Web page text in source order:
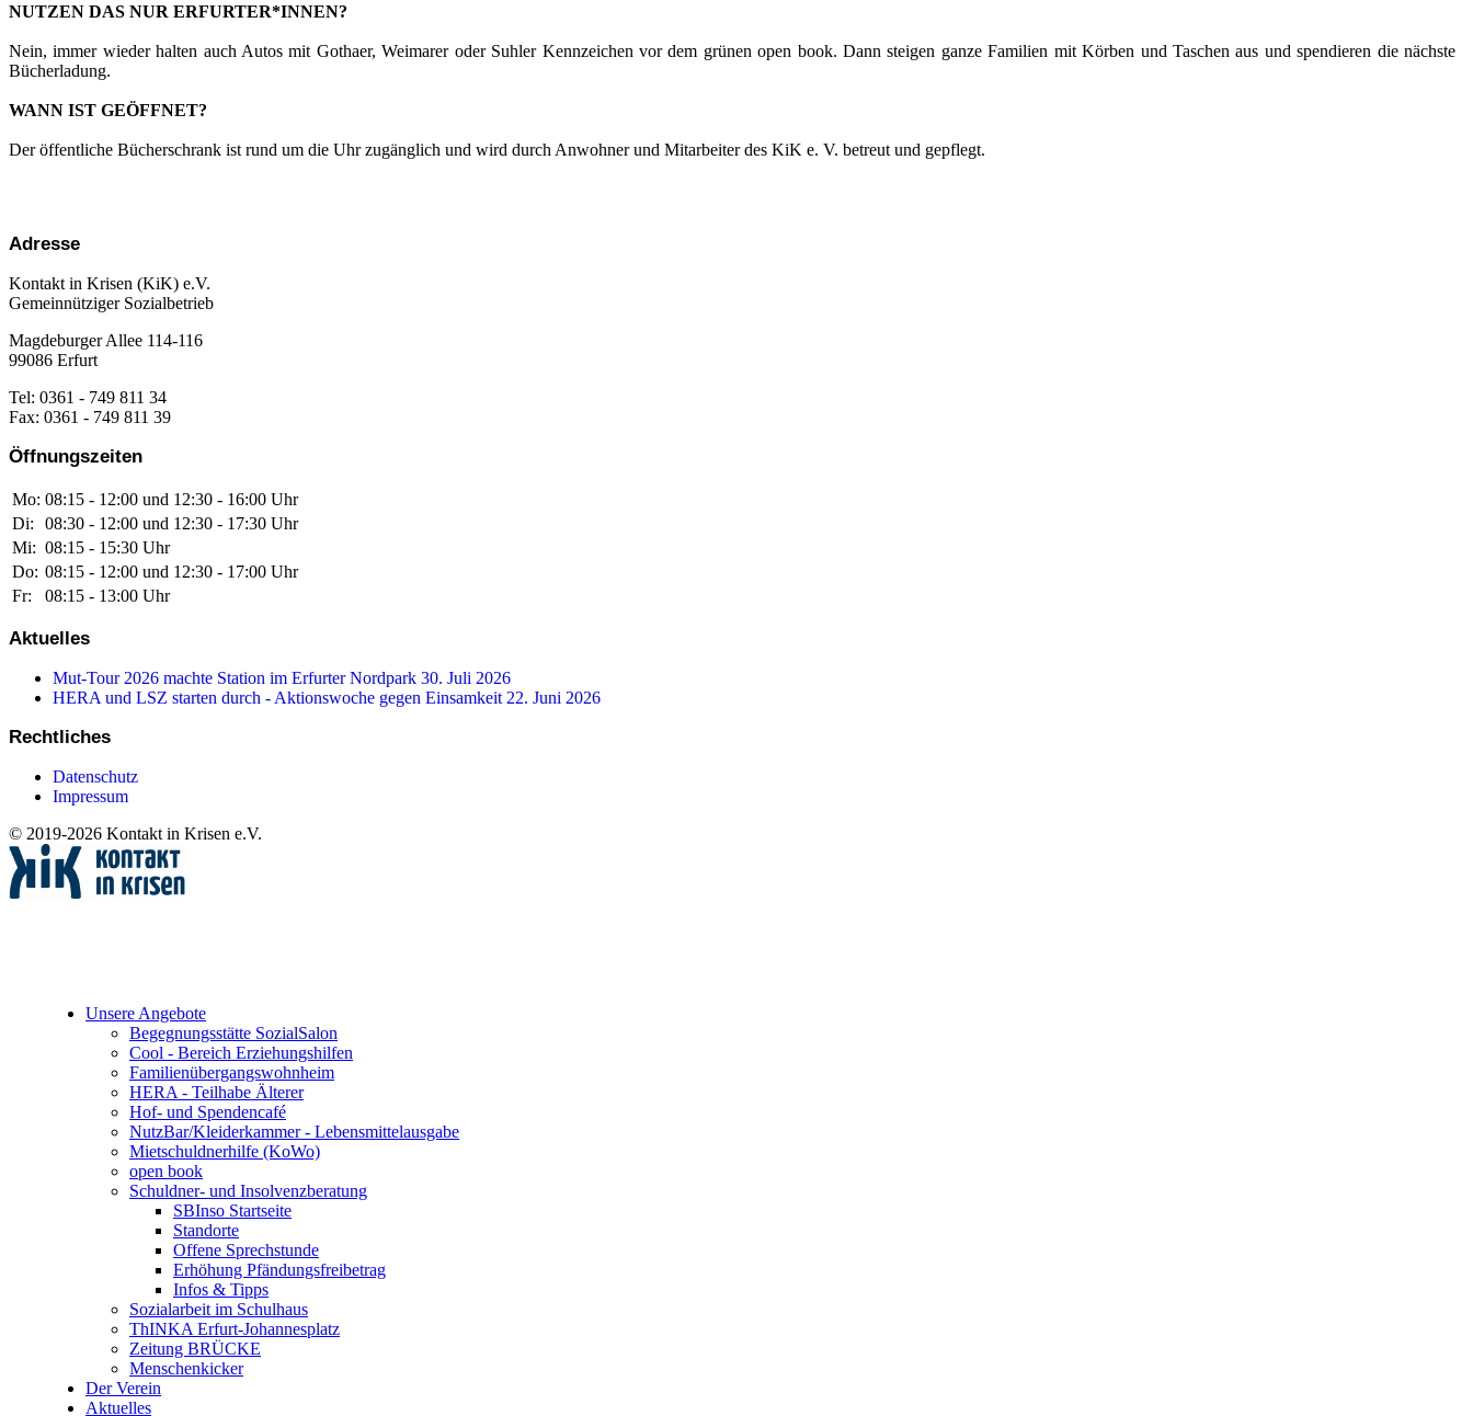
NUTZEN DAS NUR ERFURTER*INNEN?
Nein, immer wieder halten auch Autos mit Gothaer, Weimarer oder Suhler Kennzeichen vor dem grünen open book. Dann steigen ganze Familien mit Körben und Taschen aus und spendieren die nächste
Bücherladung.
WANN IST GEÖFFNET?
Der öffentliche Bücherschrank ist rund um die Uhr zugänglich und wird durch Anwohner und Mitarbeiter des KiK e. V. betreut und gepflegt.
Adresse
Kontakt in Krisen (KiK) e.V.
Gemeinnütziger Sozialbetrieb
Magdeburger Allee 114-116
99086 Erfurt
Tel: 0361 - 749 811 34
Fax: 0361 - 749 811 39
Öffnungszeiten
Mo: 08:15 - 12:00 und 12:30 - 16:00 Uhr
Di:
08:30 - 12:00 und 12:30 - 17:30 Uhr
Mi: 08:15 - 15:30 Uhr
Do: 08:15 - 12:00 und 12:30 - 17:00 Uhr
Fr:
08:15 - 13:00 Uhr
Aktuelles
Mut-Tour 2026 machte Station im Erfurter Nordpark 30. Juli 2026
HERA und LSZ starten durch - Aktionswoche gegen Einsamkeit 22. Juni 2026
Rechtliches
Datenschutz
Impressum
© 2019-2026 Kontakt in Krisen e.V.
Unsere Angebote
Begegnungsstätte SozialSalon
Cool - Bereich Erziehungshilfen
Familienübergangswohnheim
HERA - Teilhabe Älterer
Hof- und Spendencafé
NutzBar/Kleiderkammer - Lebensmittelausgabe
Mietschuldnerhilfe (KoWo)
open book
Schuldner- und Insolvenzberatung
SBInso Startseite
Standorte
Offene Sprechstunde
Erhöhung Pfändungsfreibetrag
Infos & Tipps
Sozialarbeit im Schulhaus
ThINKA Erfurt-Johannesplatz
Zeitung BRÜCKE
Menschenkicker
Der Verein
Aktuelles